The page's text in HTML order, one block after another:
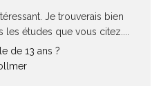
Je trouverais bien
études que vous citez....
de 13 ans ?